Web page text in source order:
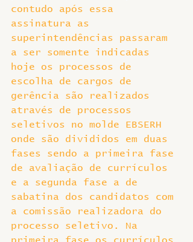
contudo após essa
assinatura as
superintendências passaram
a ser somente indicadas
hoje os processos de
escolha de cargos de
gerência são realizados
através de processos
seletivos no molde EBSERH
onde são divididos em duas
fases sendo a primeira fase
de avaliação de currículos
e a segunda fase a de
sabatina dos candidatos com
a comissão realizadora do
processo seletivo. Na